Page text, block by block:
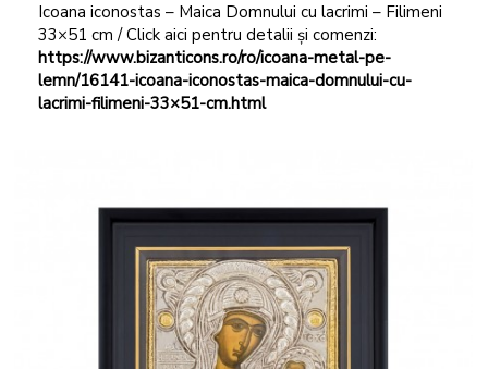
Icoana iconostas – Maica Domnului cu lacrimi – Filimeni
33×51 cm / Click aici pentru detalii și comenzi:
https://www.bizanticons.ro/ro/icoana-metal-pe-
lemn/16141-icoana-iconostas-maica-domnului-cu-
lacrimi-filimeni-33×51-cm.html